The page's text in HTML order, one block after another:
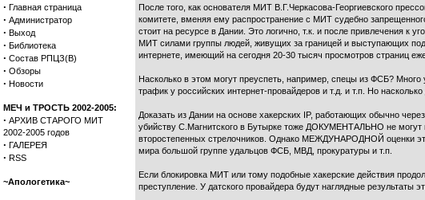
· Главная страница
· Администратор
· Выход
· Библиотека
· Состав РПЦЗ(В)
· Обзоры
· Новости
МЕЧ и ТРОСТЬ 2002-2005:
· АРХИВ СТАРОГО МИТ
2002-2005 годов
· ГАЛЕРЕЯ
· RSS
~Апологетика~
После того, как основателя МИТ В.Г.Черкасова-Георгиевского
комитете, вменяя ему распространение с МИТ судебно
стоит на ресурсе в Дании. Это логично, т.к. и после привлечения к
МИТ силами группы людей, живущих за границей и выступающих
интернете, имеющий на сегодня 20-30 тысяч просмотров страниц
Насколько в этом могут преуспеть, например, спецы из ФСБ?
трафик у российских интернет-провайдеров и т.д. и т.п. Но
Доказать из Дании на основе хакерских IP, работающих обычно
убийству С.Магнитского в Бутырке тоже ДОКУМЕНТАЛЬНО не могут
второстепенных стрелочников. Однако МЕЖДУНАРОДНОЙ оценки
мира большой группе удальцов ФСБ, МВД, прокуратуры и т.п.
Если блокировка МИТ или тому подобные хакерские действия
преступление. У датского провайдера будут наглядные результаты